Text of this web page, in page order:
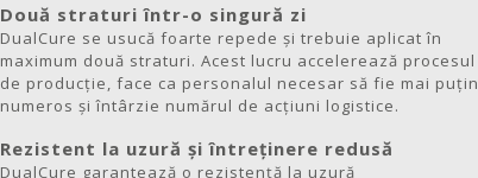
Două straturi într-o singură zi
DualCure se usucă foarte repede și trebuie aplicat în
maximum două straturi. Acest lucru accelerează procesul
de producție, face ca personalul necesar să fie mai puțin
numeros și întârzie numărul de acțiuni logistice.
Rezistent la uzură și întreținere redusă
DualCure garantează o rezistență la uzură